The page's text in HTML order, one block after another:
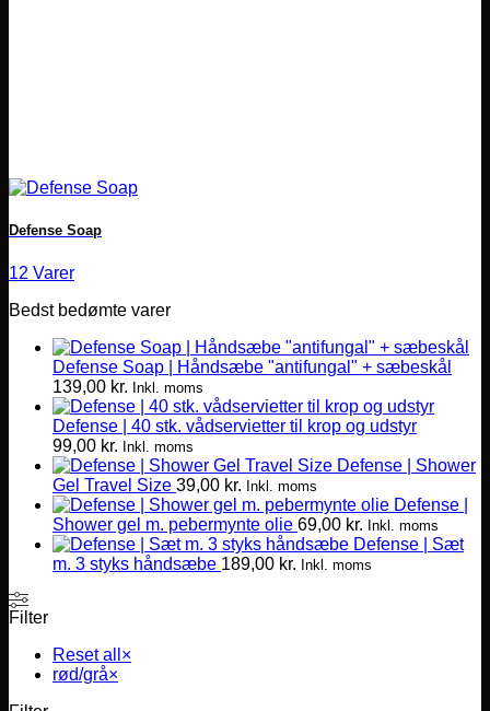
Defense Soap
12 Varer
Bedst bedømte varer
Defense Soap | Håndsæbe "antifungal" + sæbeskål
139,00 kr. Inkl. moms
Defense | 40 stk. vådservietter til krop og udstyr
99,00 kr. Inkl. moms
Defense | Shower
Gel Travel Size 39,00 kr. Inkl. moms
Defense |
Shower gel m. pebermynte olie 69,00 kr. Inkl. moms
Defense | Sæt
m. 3 styks håndsæbe 189,00 kr. Inkl. moms
Filter
Reset all ×
rød/grå×